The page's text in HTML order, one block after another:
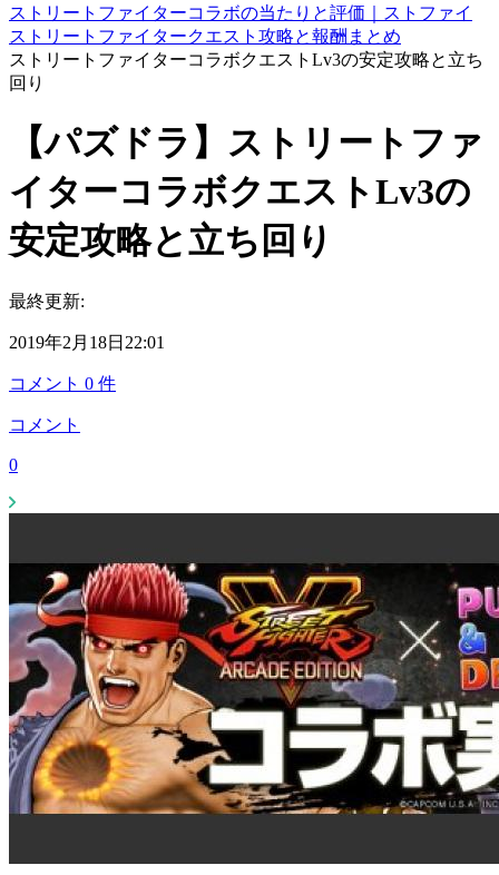
ストリートファイターコラボの当たりと評価｜ストファイ
ストリートファイタークエスト攻略と報酬まとめ
ストリートファイターコラボクエストLv3の安定攻略と立ち
回り
【パズドラ】ストリートファ
イターコラボクエストLv3の
安定攻略と立ち回り
最終更新:
2019年2月18日22:01
コメント 0 件
コメント
0